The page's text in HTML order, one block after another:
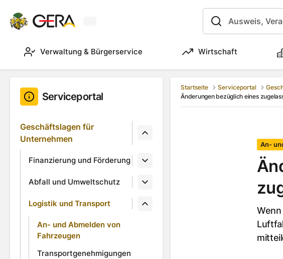
Verwaltung & Bürgerservice Wirtschaft
Serviceportal
Geschäftslagen für
Unternehmen
Finanzierung und Förderung
Abfall und Umweltschutz
Logistik und Transport
An- und Abmelden von
Fahrzeugen
Transportgenehmigungen
Startseite Serviceportal
Änderungen bezüglich eines
An-